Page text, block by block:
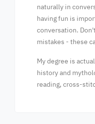
naturally in
having fun is
conversation.
mistakes - these
My degree is
history and
reading, cross-